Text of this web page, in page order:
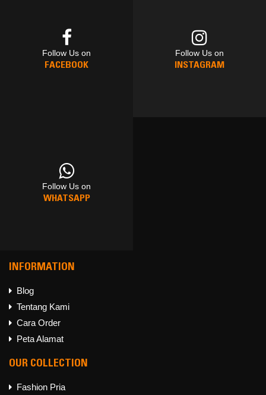
Follow Us on
FACEBOOK
Follow Us on
FACEBOOK
Follow Us on
INSTAGRAM
Follow Us on
WHATSAPP
Follow Us on
INFORMATION
Blog
Tentang Kami
Cara Order
Peta Alamat
OUR COLLECTION
Fashion Pria